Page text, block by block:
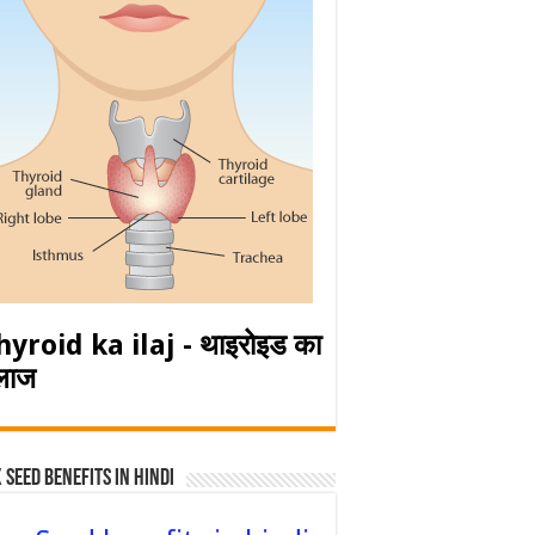
ka ilaj - थाइरोइड का
Seed Benefits in hindi